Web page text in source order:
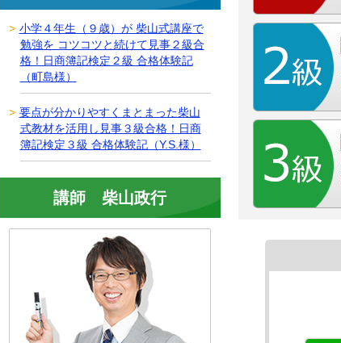
小学４年生（９歳）が 柴山式講座で
勉強を コツコツと続けて見事２級合
格！日商簿記検定２級 合格体験記
（町島様）
要点が分かりやすくまとまった柴山
式教材を活用し見事３級合格！日商
簿記検定３級 合格体験記（Y.S.様）
講師 柴山政行